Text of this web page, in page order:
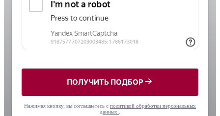
ПОЛУЧИТЬ ПОДБОР
Нажимая кнопку, вы соглашаетесь с политикой обработки персональных
данных